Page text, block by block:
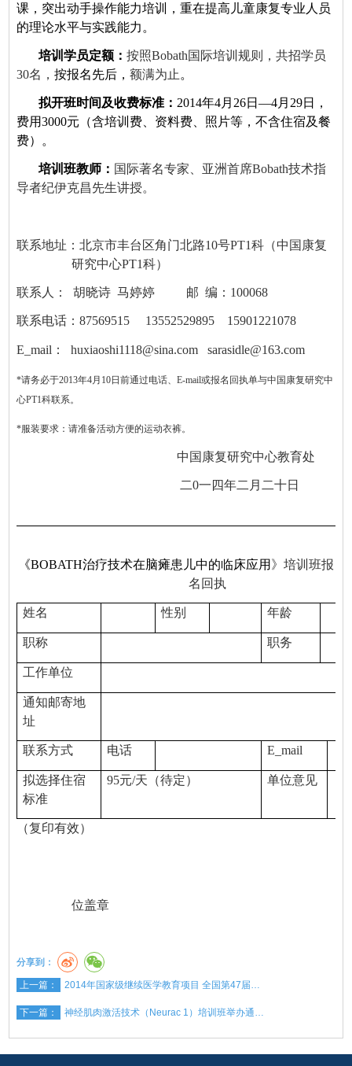
课，突出动手操作能力培训，重在提高儿童康复专业人员
的理论水平与实践能力。
培训学员定额：按照Bobath国际培训规则，共招学员
30名，按报名先后，额满为止 。
拟开班时间及收费标准： 2014年4月 26日—4月 29日，
费用3000元（含培训费、资料费、照片等，不含住宿及餐
费）。
培训班教师： 国际著名专家、亚洲首席Bobath技术指
导者纪伊克昌先生讲授。
联系地址：北京市丰台区角门北路10号PT1科（中国康复
研究中心PT1科）
联系人： 胡晓诗 马婷婷 邮 编： 100068
联系电话：87569515 13552529895 15901221078
E_mail ： huxiaoshi1118@sina.com sarasidle@163.com
*请务必于2013年4月 10日前通过电话、E-mail或报名回执单与中国康复研究中
心PT1科联系。
*服装要求：请准备活动方便的运动衣裤。
中国康复研究中心教育处
二0一四年二月二十日
《BOBATH治疗技术在脑瘫患儿中的临床应用 》 培训班报
名回执
姓名 性别 年龄
职称 职务
工作单位
通知邮寄地
址
联系方式 电话 E_mail
拟选择住宿
标准
95元/天（待定） 单位意见
（复印有效）
位盖章
分享到：
上一篇： 2014年国家级继续医学教育项目 全国第47届…
下一篇： 神经肌肉激活技术（Neurac 1）培训班举办通…